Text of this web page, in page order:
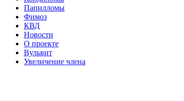
Папилломы
Фимоз
КВД
Новости
О проекте
Вульвит
Увеличение члена